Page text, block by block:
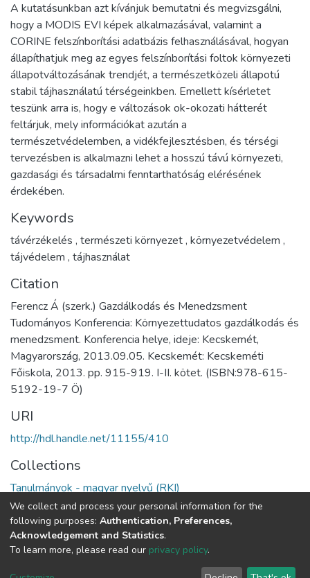
A kutatásunkban azt kívánjuk bemutatni és megvizsgálni,
hogy a MODIS EVI képek alkalmazásával, valamint a
CORINE felszínborítási adatbázis felhasználásával, hogyan
állapíthatjuk meg az egyes felszínborítási foltok környezeti
állapotváltozásának trendjét, a természetközeli állapotú
stabil tájhasználatú térségeinkben. Emellett kísérletet
teszünk arra is, hogy e változások ok-okozati hátterét
feltárjuk, mely információkat azután a
természetvédelemben, a vidékfejlesztésben, és térségi
tervezésben is alkalmazni lehet a hosszú távú környezeti,
gazdasági és társadalmi fenntarthatóság elérésének
érdekében.
Keywords
távérzékelés , természeti környezet, környezetvédelem ,
tájvédelem , tájhasználat
Citation
Ferencz Á (szerk.) Gazdálkodás és Menedzsment
Tudományos Konferencia: Környezettudatos gazdálkodás és
menedzsment. Konferencia helye, ideje: Kecskemét,
Magyarország, 2013.09.05. Kecskemét: Kecskeméti
Főiskola, 2013. pp. 915-919. I-II. kötet. (ISBN:978-615-
5192-19-7 Ö)
URI
http://hdl.handle.net/11155/410
Collections
Tanulmányok - magyar nyelvű (RKI)
Full item page
We collect and process your personal information for the
following purposes: Authentication, Preferences,
Acknowledgement and Statistics.
To learn more, please read our privacy policy.